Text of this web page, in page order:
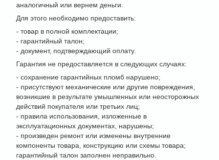
аналогичный или вернем деньги.
Для этого необходимо предоставить:
- товар в полной комплектации;
- гарантийный талон;
- документ, подтверждающий оплату.
Гарантия не предоставляется в следующих случаях:
- сохранение гарантийных пломб нарушено;
- присутствуют механические или другие повреждения,
возникшие в результате умышленных или неосторожных
действий покупателя или третьих лиц;
- правила использования, изложенные в
эксплуатационных документах, нарушены;
- произведен ремонт или изменены внутренние
компоненты товара, конструкцию или схемы товара;
гарантийный талон заполнен неправильно.